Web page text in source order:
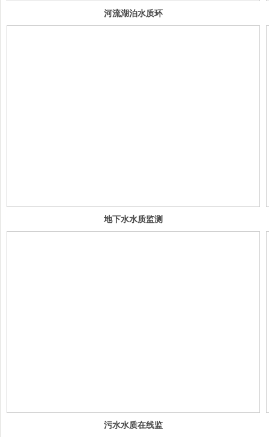
河流湖泊水质环
境监测解决方案
地下水水质监测
方案
污水水质在线监